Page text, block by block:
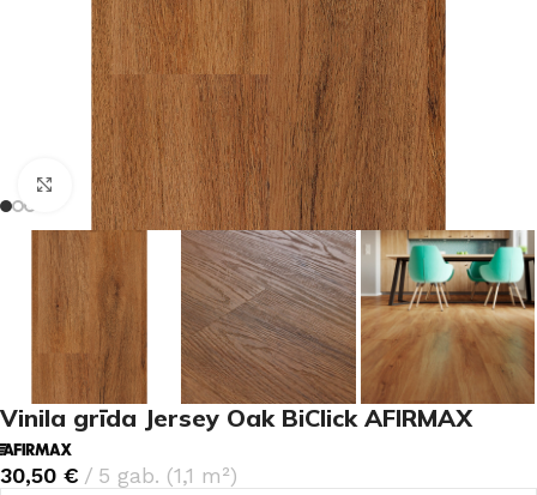
Noklikšķiniet, lai palielinātu
Vinila grīda Jersey Oak BiClick AFIRMAX
30,50 € 5 gab. (1,1 m²)